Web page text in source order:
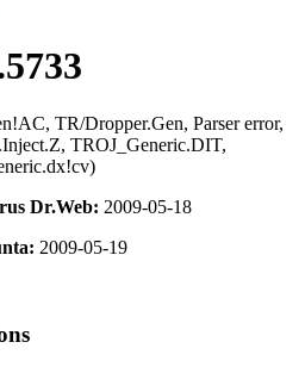
TR/Dropper.Gen, Parser error,
TROJ_Generic.DIT,
Dr.Web: 2009-05-18
2009-05-19